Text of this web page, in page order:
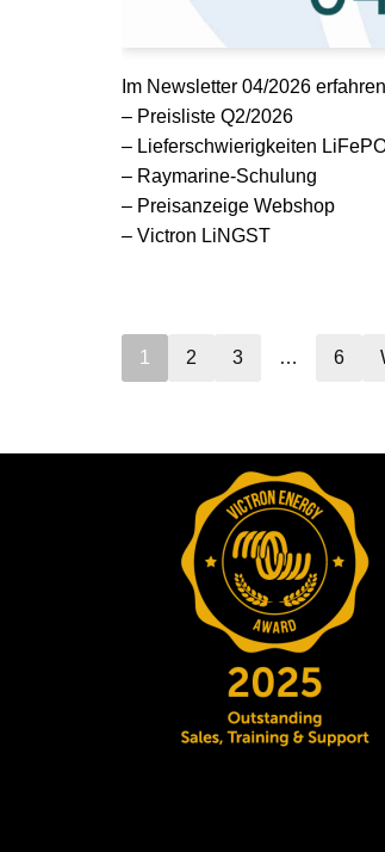
Im Newsletter 04/2026
– Preisliste Q2/2026
– Lieferschwierigkeiten
– Raymarine-Schulung
– Preisanzeige Webshop
– Victron LiNGST
1 2 3 … 6